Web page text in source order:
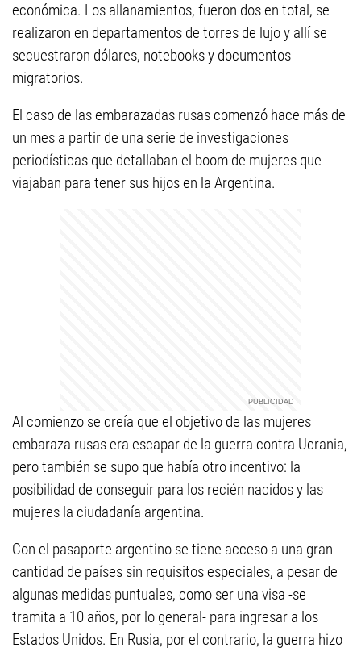
económica. Los allanamientos, fueron dos en total, se
realizaron en departamentos de torres de lujo y allí se
secuestraron dólares, notebooks y documentos
migratorios.
El caso de las embarazadas rusas comenzó hace más de
un mes a partir de una serie de investigaciones
periodísticas que detallaban el boom de mujeres que
viajaban para tener sus hijos en la Argentina.
Al comienzo se creía que el objetivo de las mujeres
embaraza rusas era escapar de la guerra contra Ucrania,
pero también se supo que había otro incentivo: la
posibilidad de conseguir para los recién nacidos y las
mujeres la ciudadanía argentina.
Con el pasaporte argentino se tiene acceso a una gran
cantidad de países sin requisitos especiales, a pesar de
algunas medidas puntuales, como ser una visa -se
tramita a 10 años, por lo general- para ingresar a los
Estados Unidos. En Rusia, por el contrario, la guerra hizo